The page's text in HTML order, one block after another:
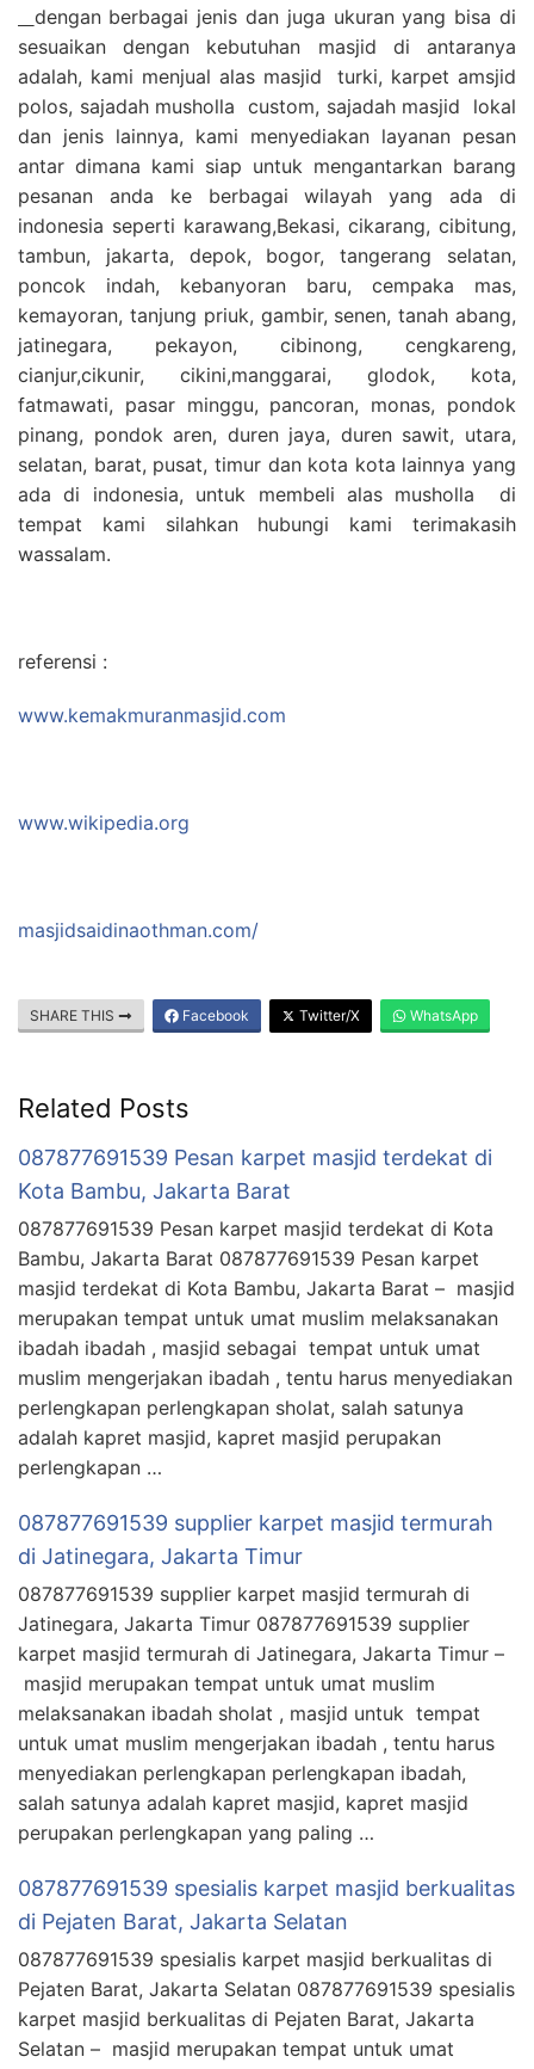
dengan berbagai jenis dan juga ukuran yang bisa di
sesuaikan dengan kebutuhan masjid di antaranya
adalah, kami menjual alas masjid turki, karpet amsjid
polos, sajadah musholla custom, sajadah masjid lokal
dan jenis lainnya, kami menyediakan layanan pesan
antar dimana kami siap untuk mengantarkan barang
pesanan anda ke berbagai wilayah yang ada di
indonesia seperti karawang,Bekasi, cikarang, cibitung,
tambun, jakarta, depok, bogor, tangerang selatan,
poncok indah, kebanyoran baru, cempaka mas,
kemayoran, tanjung priuk, gambir, senen, tanah abang,
jatinegara, pekayon, cibinong, cengkareng,
cianjur,cikunir, cikini,manggarai, glodok, kota,
fatmawati, pasar minggu, pancoran, monas, pondok
pinang, pondok aren, duren jaya, duren sawit, utara,
selatan, barat, pusat, timur dan kota kota lainnya yang
ada di indonesia, untuk membeli alas musholla di
tempat kami silahkan hubungi kami terimakasih
wassalam.
referensi :
www.kemakmuranmasjid.com
www.wikipedia.org
masjidsaidinaothman.com/
SHARE THIS Facebook Twitter/X WhatsApp
Related Posts
087877691539 Pesan karpet masjid terdekat di
Kota Bambu, Jakarta Barat
087877691539 Pesan karpet masjid terdekat di Kota
Bambu, Jakarta Barat 087877691539 Pesan karpet
masjid terdekat di Kota Bambu, Jakarta Barat – masjid
merupakan tempat untuk umat muslim melaksanakan
ibadah ibadah , masjid sebagai tempat untuk umat
muslim mengerjakan ibadah , tentu harus menyediakan
perlengkapan perlengkapan sholat, salah satunya
adalah kapret masjid, kapret masjid perupakan
perlengkapan …
087877691539 supplier karpet masjid termurah
di Jatinegara, Jakarta Timur
087877691539 supplier karpet masjid termurah di
Jatinegara, Jakarta Timur 087877691539 supplier
karpet masjid termurah di Jatinegara, Jakarta Timur –
masjid merupakan tempat untuk umat muslim
melaksanakan ibadah sholat , masjid untuk tempat
untuk umat muslim mengerjakan ibadah , tentu harus
menyediakan perlengkapan perlengkapan ibadah,
salah satunya adalah kapret masjid, kapret masjid
perupakan perlengkapan yang paling …
087877691539 spesialis karpet masjid berkualitas
di Pejaten Barat, Jakarta Selatan
087877691539 spesialis karpet masjid berkualitas di
Pejaten Barat, Jakarta Selatan 087877691539 spesialis
karpet masjid berkualitas di Pejaten Barat, Jakarta
Selatan – masjid merupakan tempat untuk umat